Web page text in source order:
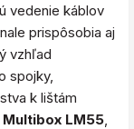
vedenie káblov
prispôsobia aj
vzhľad
spojky,
k lištám
Multibox LM55,